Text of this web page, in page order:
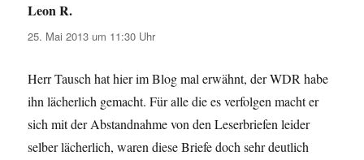
Leon R.
25. Mai 2013 um 11:30 Uhr
Herr Tausch hat hier im Blog mal erwähnt, der WDR habe
ihn lächerlich gemacht. Für alle die es verfolgen macht er
sich mit der Abstandnahme von den Leserbriefen leider
selber lächerlich, waren diese Briefe doch sehr deutlich